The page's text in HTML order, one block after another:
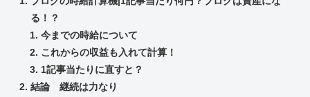
る！？
今までの時給について
これからの収益も入れて計算！
1記事当たりに直すと？
結論 継続は力なり